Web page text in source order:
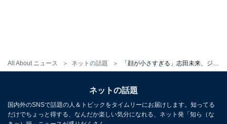
All About ニュース ネットの話題
ネットの話題
国内外のSNSで話題の人＆トピックをタイムリーにお届けします。知ってる
だけでちょっと得する、なんだか楽しい気分になれる、ネット発「知ら（な